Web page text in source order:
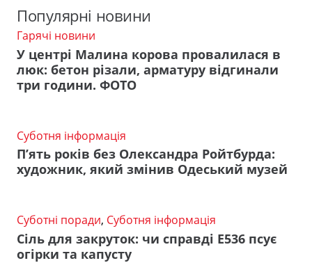
Популярні новини
Гарячі новини
У центрі Малина корова провалилася в
люк: бетон різали, арматуру відгинали
три години. ФОТО
Суботня інформація
П’ять років без Олександра Ройтбурда:
художник, який змінив Одеський музей
Суботні поради, Суботня інформація
Сіль для закруток: чи справді Е536 псує
огірки та капусту